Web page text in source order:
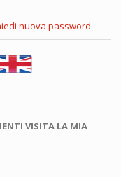
nuova password
VISITA LA MIA